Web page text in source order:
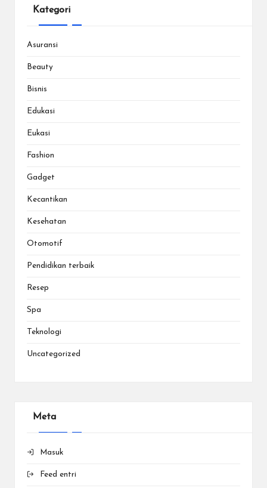
Kategori
Asuransi
Beauty
Bisnis
Edukasi
Eukasi
Fashion
Gadget
Kecantikan
Kesehatan
Otomotif
Pendidikan terbaik
Resep
Spa
Teknologi
Uncategorized
Meta
Masuk
Feed entri